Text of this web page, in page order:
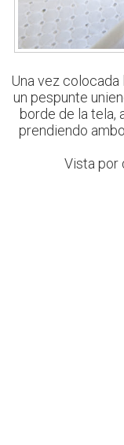
Una vez
un pespunte
borde de la tela,
prendiendo
Vista por